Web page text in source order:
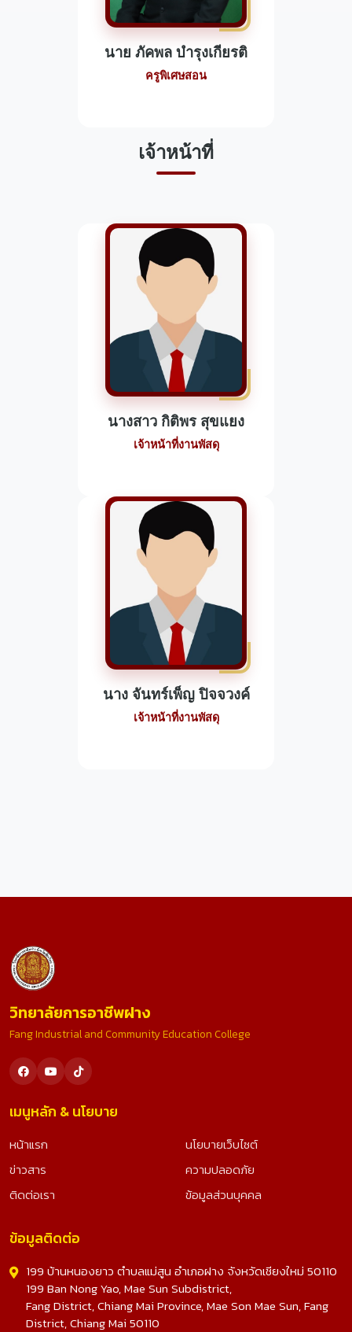
นาย ภัคพล บำรุงเกียรติ
ครูพิเศษสอน
เจ้าหน้าที่
นางสาว กิติพร สุขแยง
เจ้าหน้าที่งานพัสดุ
นาง จันทร์เพ็ญ ปิจจวงค์
เจ้าหน้าที่งานพัสดุ
วิทยาลัยการอาชีพฝาง
Fang Industrial and Community Education College
เมนูหลัก & นโยบาย
หน้าแรก
ข่าวสาร
ติดต่อเรา
นโยบายเว็บไซต์
ความปลอดภัย
ข้อมูลส่วนบุคคล
ข้อมูลติดต่อ
199 บ้านหนองยาว ตำบลแม่สูน อำเภอฝาง จังหวัดเชียงใหม่ 50110
199 Ban Nong Yao, Mae Sun Subdistrict,
Fang District, Chiang Mai Province, Mae Son Mae Sun, Fang
District, Chiang Mai 50110